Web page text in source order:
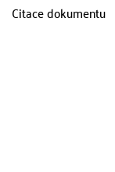
Citace dokumentu